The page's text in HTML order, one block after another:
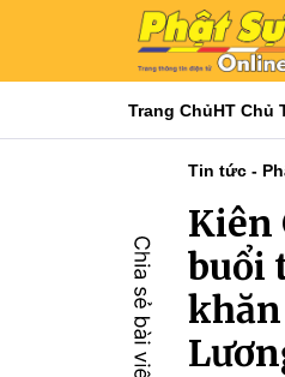
Trang ChủHT Chủ
Tin tức -
Kiên
buổi